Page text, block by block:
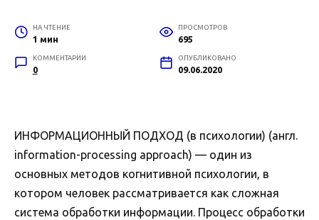
НА ЧТЕНИЕ
1 мин
ПРОСМОТРОВ
695
КОММЕНТАРИИ
0
ОПУБЛИКОВАНО
09.06.2020
ИНФОРМАЦИОННЫЙ ПОДХОД (в психологии) (англ.
information-processing approach) — один из
основных методов когнитивной психологии, в
котором человек рассматривается как сложная
система обработки информации. Процесс обработки